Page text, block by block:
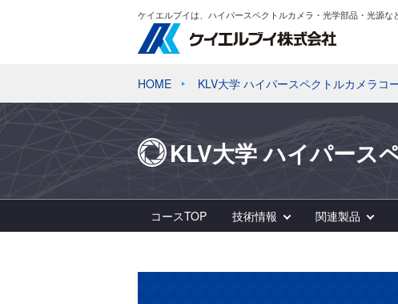
ケイエルブイは、ハイパースペクトルカメラ・光学部品・光源な
HOME KLV大学 ハイパースペクトルカメラコ
KLV大学 ハイパース
コースTOP 技術情報 関連製品